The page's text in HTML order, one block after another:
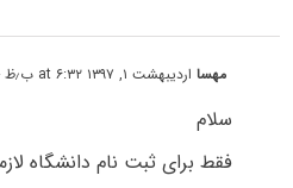
مهسااردیبهشت ۱, ۱۳۹۷ at ۶:۳۲ ب٫ظ
سلام
فقط برای ثبت نام دانشگاه